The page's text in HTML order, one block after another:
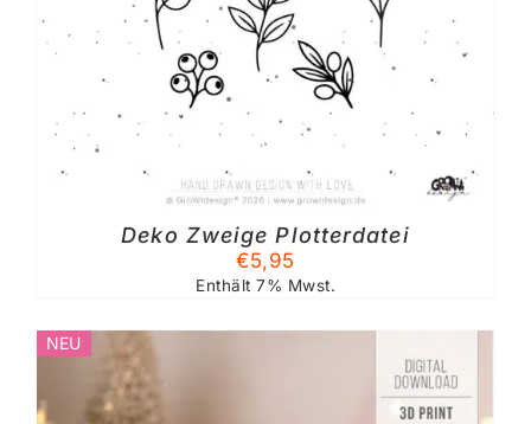
Deko Zweige Plotterdatei
€5,95
Enthält 7% Mwst.
NEU